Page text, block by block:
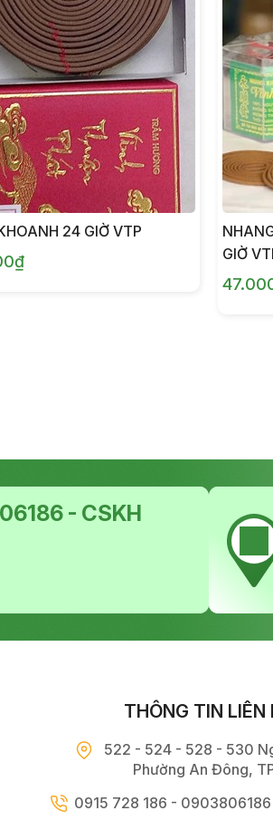
24 GIỜ VTP
GIỜ
- CSKH
THÔNG TIN LIÊN
522 - 524 - 528 - 530
Phường An Đông,
0915 728 186 -